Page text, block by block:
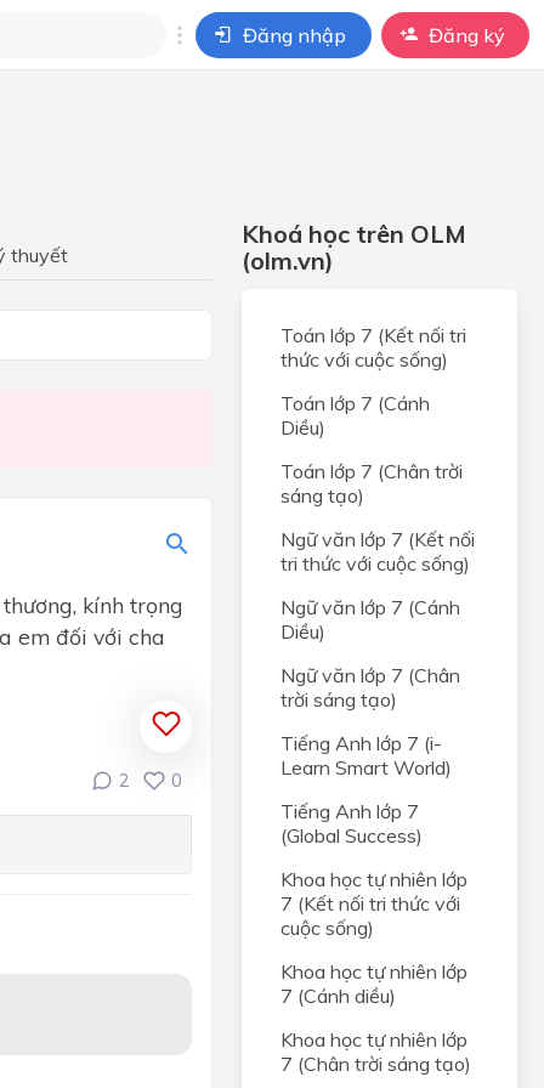
Đăng nhập Đăng ký
thuyết
kính trọng
em đối với cha
2 0
Khoá học trên OLM
(olm.vn)
Toán lớp 7 (Kết nối tri
thức với cuộc sống)
Toán lớp 7 (Cánh
Diều)
Toán lớp 7 (Chân trời
sáng tạo)
Ngữ văn lớp 7 (Kết nối
tri thức với cuộc sống)
Ngữ văn lớp 7 (Cánh
Diều)
Ngữ văn lớp 7 (Chân
trời sáng tạo)
Tiếng Anh lớp 7 (i-
Learn Smart World)
Tiếng Anh lớp 7
(Global Success)
Khoa học tự nhiên lớp
7 (Kết nối tri thức với
cuộc sống)
Khoa học tự nhiên lớp
7 (Cánh diều)
Khoa học tự nhiên lớp
7 (Chân trời sáng tạo)